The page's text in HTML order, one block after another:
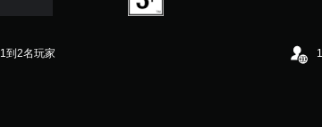
1到2名玩家